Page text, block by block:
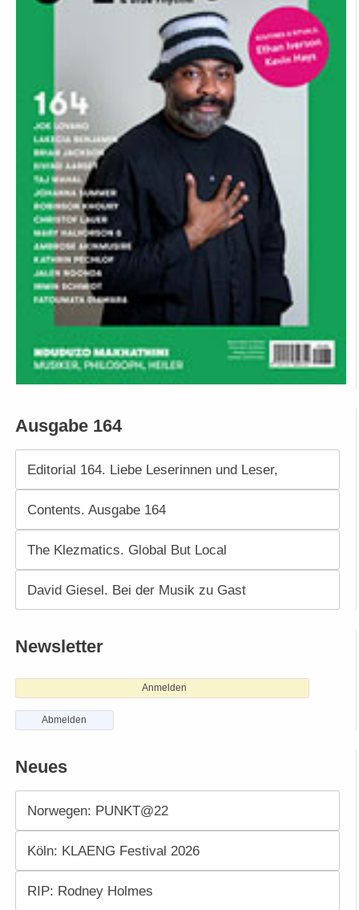
Ausgabe 164
Editorial 164. Liebe Leserinnen und Leser,
Contents. Ausgabe 164
The Klezmatics. Global But Local
David Giesel. Bei der Musik zu Gast
Newsletter
Anmelden
Abmelden
Neues
Norwegen: PUNKT@22
Köln: KLAENG Festival 2026
RIP: Rodney Holmes